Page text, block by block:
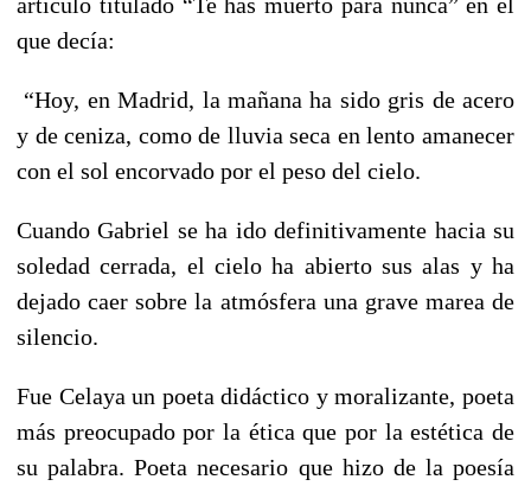
que decía:
“Hoy, en Madrid, la mañana ha sido gris de acero
y de ceniza, como de lluvia seca en lento amanecer
con el sol encorvado por el peso del cielo.
Cuando Gabriel se ha ido definitivamente hacia su
soledad cerrada, el cielo ha abierto sus alas y ha
dejado caer sobre la atmósfera una grave marea de
silencio.
Fue Celaya un poeta didáctico y moralizante, poeta
más preocupado por la ética que por la estética de
su palabra. Poeta necesario que hizo de la poesía